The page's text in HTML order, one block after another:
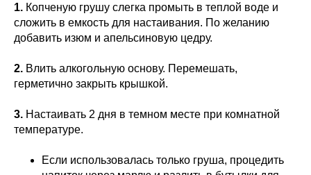
1. Копченую грушу слегка промыть в теплой воде и
сложить в емкость для настаивания. По желанию
добавить изюм и апельсиновую цедру.
2. Влить алкогольную основу. Перемешать,
герметично закрыть крышкой.
3. Настаивать 2 дня в темном месте при комнатной
температуре.
Если использовалась только груша, процедить